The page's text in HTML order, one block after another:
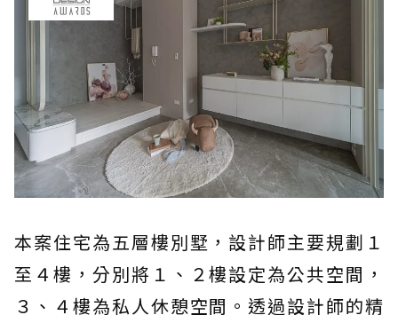
本案住宅為五層樓別墅，設計師主要規劃１
至４樓，分別將１、２樓設定為公共空間，
３、４樓為私人休憩空間。透過設計師的精